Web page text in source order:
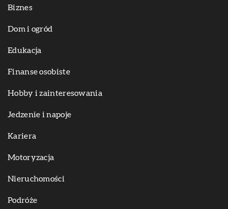
Biznes
Dom i ogród
Edukacja
Finanse osobiste
Hobby i zainteresowania
Jedzenie i napoje
Kariera
Motoryzacja
Nieruchomości
Podróże